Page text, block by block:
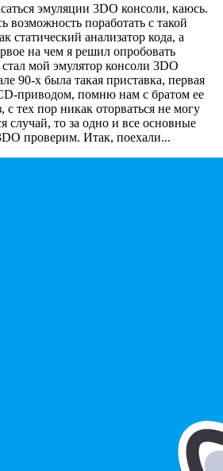
эмуляции 3DO консоли, каюсь.
возможность поработать с такой
статический анализатор кода, а
на чем я решил опробовать
мой эмулятор консоли 3DO
90-х была такая приставка, первая
приводом, помню нам с братом ее
тех пор никак оторваться не могу
случай, то за одно и все основные
проверим. Итак, поехали...